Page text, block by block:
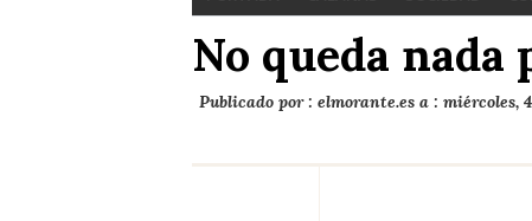
No queda nada
Publicado por : elmorante.es a : miércoles,